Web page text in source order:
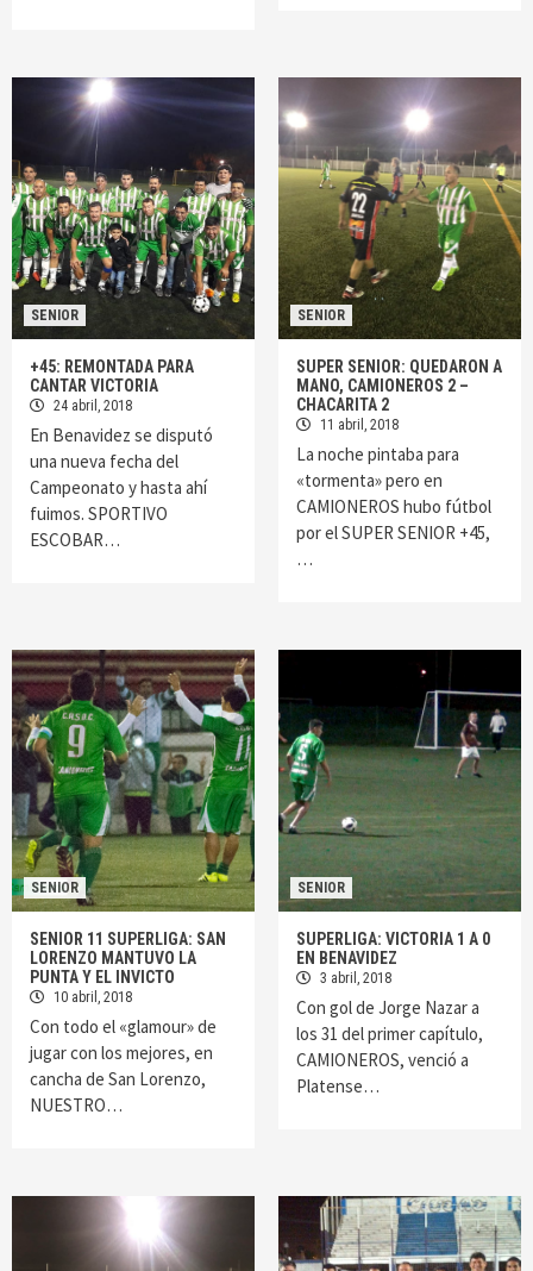
SENIOR
+45: REMONTADA PARA
CANTAR VICTORIA
24 abril, 2018
En Benavidez se disputó
una nueva fecha del
Campeonato y hasta ahí
fuimos. SPORTIVO
ESCOBAR…
SENIOR
SUPER SENIOR: QUEDARON A
MANO, CAMIONEROS 2 –
CHACARITA 2
11 abril, 2018
La noche pintaba para
«tormenta» pero en
CAMIONEROS hubo fútbol
por el SUPER SENIOR +45,
…
SENIOR
SENIOR 11 SUPERLIGA: SAN
LORENZO MANTUVO LA
PUNTA Y EL INVICTO
10 abril, 2018
Con todo el «glamour» de
jugar con los mejores, en
cancha de San Lorenzo,
NUESTRO…
SENIOR
SUPERLIGA: VICTORIA 1 A 0
EN BENAVIDEZ
3 abril, 2018
Con gol de Jorge Nazar a
los 31 del primer capítulo,
CAMIONEROS, venció a
Platense…